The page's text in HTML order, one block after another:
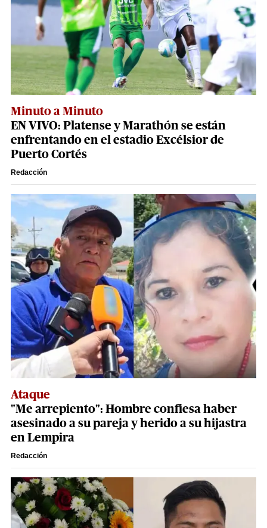
Minuto a Minuto
EN VIVO: Platense y Marathón se están
enfrentando en el estadio Excélsior de
Puerto Cortés
Redacción
Ataque
"Me arrepiento": Hombre confiesa haber
asesinado a su pareja y herido a su hijastra
en Lempira
Redacción